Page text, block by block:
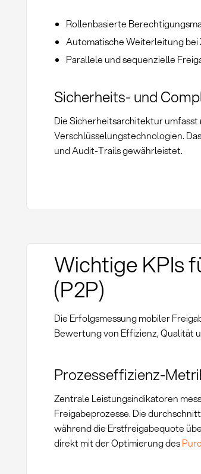
Rollenbasierte
Automatische Weiterleitung
Parallele und sequenzielle
Sicherheits- und
Die Sicherheitsarchitektur
Verschlüsselungstechnologien. Das
und Audit-Trails gewährleistet.
Wichtige KPIs
(P2P)
Die Erfolgsmessung mobiler
Bewertung von Effizienz, Qualität
Prozesseffizienz-
Zentrale Leistungsindikatoren
Freigabeprozesse. Die
während die Erstfreigabequote
direkt mit der Optimierung des